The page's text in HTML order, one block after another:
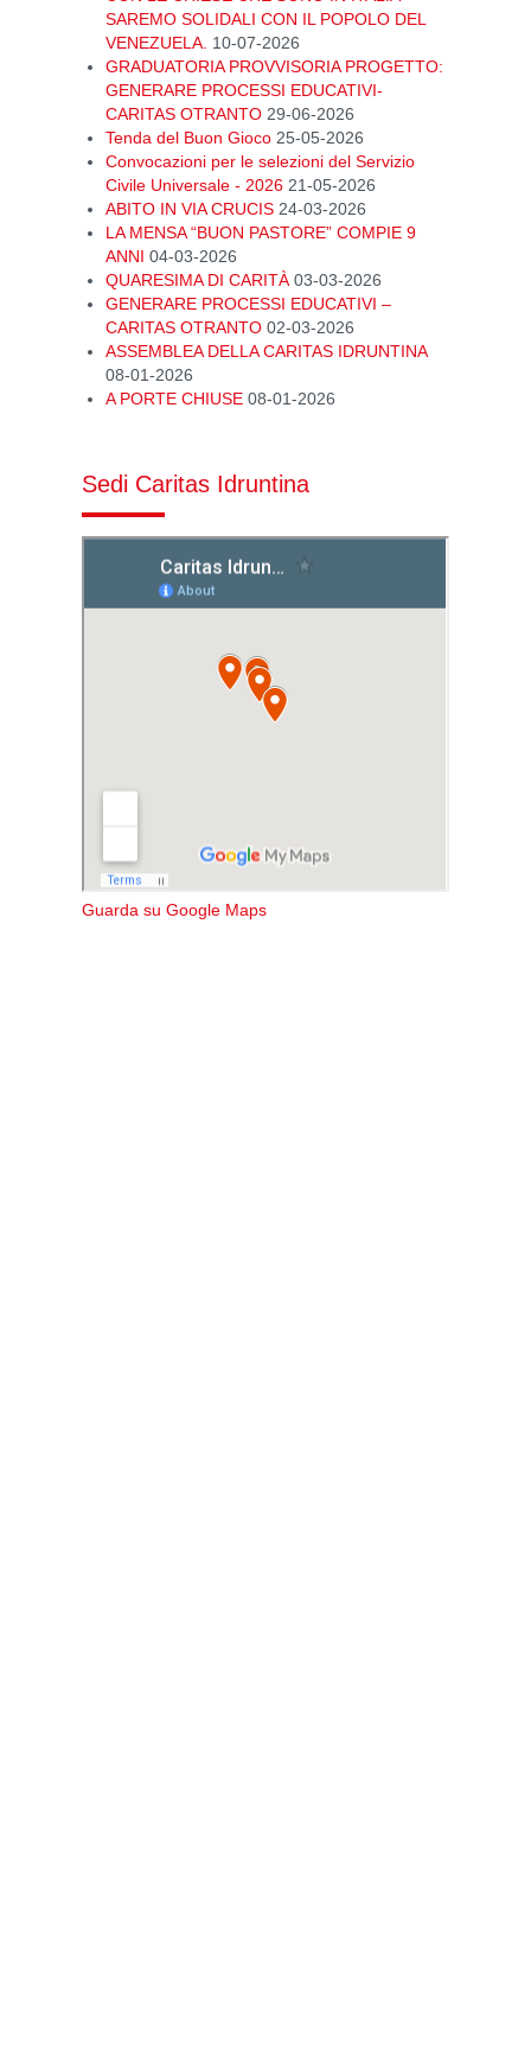
SAREMO SOLIDALI CON IL POPOLO DEL
VENEZUELA. 10-07-2026
GRADUATORIA PROVVISORIA PROGETTO:
GENERARE PROCESSI EDUCATIVI-
CARITAS OTRANTO 29-06-2026
Tenda del Buon Gioco 25-05-2026
Convocazioni per le selezioni del Servizio
Civile Universale - 2026 21-05-2026
ABITO IN VIA CRUCIS 24-03-2026
LA MENSA “BUON PASTORE” COMPIE 9
ANNI
04-03-2026
QUARESIMA DI CARITÀ 03-03-2026
GENERARE PROCESSI EDUCATIVI –
CARITAS OTRANTO 02-03-2026
ASSEMBLEA DELLA CARITAS IDRUNTINA
08-01-2026
A PORTE CHIUSE 08-01-2026
Sedi Caritas Idruntina
Guarda su Google Maps